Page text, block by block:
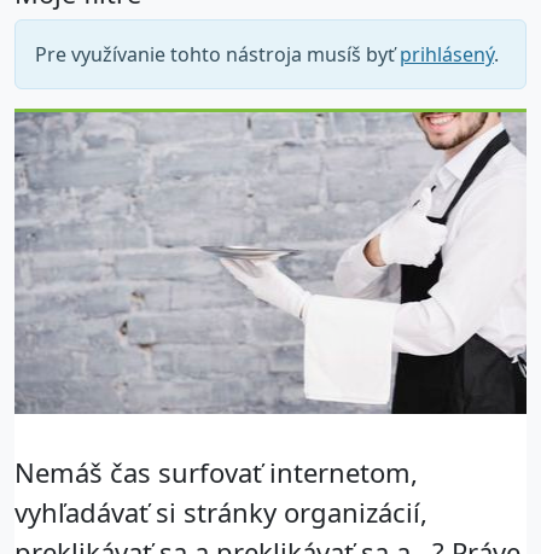
Pre využívanie tohto nástroja musíš byťprihlásený.
Nemáš čas surfovať internetom,
vyhľadávať si stránky organizácií,